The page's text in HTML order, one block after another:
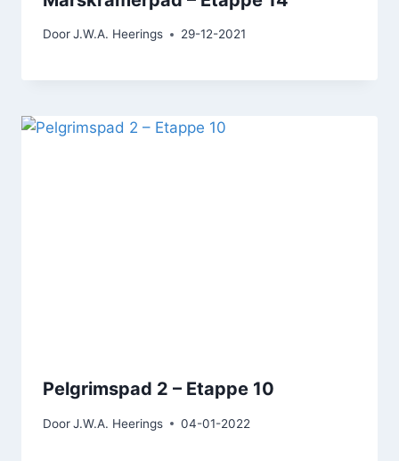
DoorJ.W.A. Heerings 29-12-2021
Pelgrimspad 2 – Etappe 10
DoorJ.W.A. Heerings 04-01-2022